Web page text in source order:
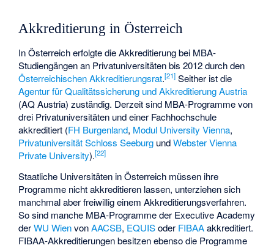
Akkreditierung in Österreich
In Österreich erfolgte die Akkreditierung bei MBA-
Studiengängen an Privatuniversitäten bis 2012 durch den
Österreichischen Akkreditierungsrat.[21] Seither ist die
Agentur für Qualitätssicherung und Akkreditierung Austria
(AQ Austria) zuständig. Derzeit sind MBA-Programme von
drei Privatuniversitäten und einer Fachhochschule
akkreditiert (FH Burgenland, Modul University Vienna,
Privatuniversität Schloss Seeburg undWebster Vienna
Private University).[22]
Staatliche Universitäten in Österreich müssen ihre
Programme nicht akkreditieren lassen, unterziehen sich
manchmal aber freiwillig einem Akkreditierungsverfahren.
So sind manche MBA-Programme der Executive Academy
derWU WienvonAACSB, EQUISoder FIBAAakkreditiert.
FIBAA-Akkreditierungen besitzen ebenso die Programme